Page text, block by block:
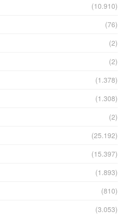
(10.910)
(76)
(2)
(2)
(1.378)
(1.308)
(2)
(25.192)
(15.397)
(1.893)
(810)
(3.053)